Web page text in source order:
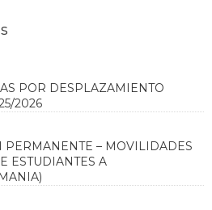
POR DESPLAZAMIENTO
2026
PERMANENTE – MOVILIDADES
ESTUDIANTES A